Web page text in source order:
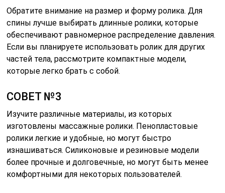
Обратите внимание на размер и форму ролика. Для
спины лучше выбирать длинные ролики, которые
обеспечивают равномерное распределение давления.
Если вы планируете использовать ролик для других
частей тела, рассмотрите компактные модели,
которые легко брать с собой.
СОВЕТ №3
Изучите различные материалы, из которых
изготовлены массажные ролики. Пенопластовые
ролики легкие и удобные, но могут быстро
изнашиваться. Силиконовые и резиновые модели
более прочные и долговечные, но могут быть менее
комфортными для некоторых пользователей.